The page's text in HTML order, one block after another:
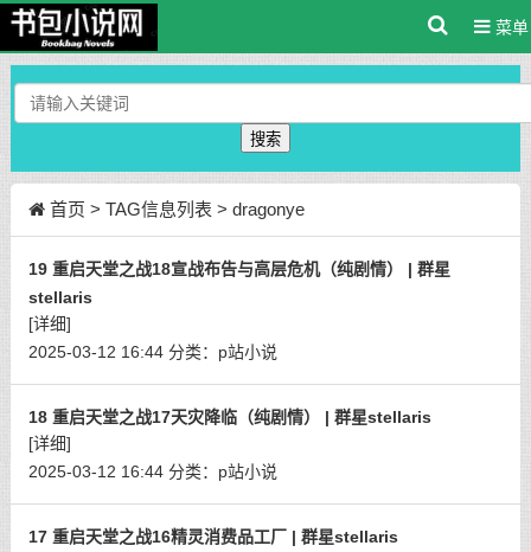
菜单
搜索
首页 > TAG信息列表 > dragonye
19 重启天堂之战18宣战布告与高层危机（纯剧情） | 群星
stellaris
[详细]
2025-03-12 16:44 分类： p站小说
18 重启天堂之战17天灾降临（纯剧情） | 群星stellaris
[详细]
2025-03-12 16:44 分类： p站小说
17 重启天堂之战16精灵消费品工厂 | 群星stellaris